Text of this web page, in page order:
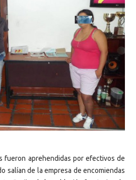
fueron aprehendidas por efectivos de
salían de la empresa de encomiendas